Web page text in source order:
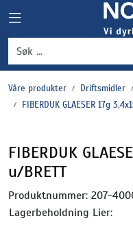
Toggle navigation
Våre produkter Driftsmidler
FIBERDUK GLAESER 17g
FIBERDUK
u/BRETT
Produktnummer: 207-
Lagerbeholdning Lier:
Grønnsaker
Settepotet og setteløk
Plantevern og nyttedyr
Blomster, potter og brett